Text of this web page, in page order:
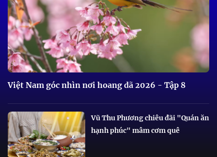
Việt Nam góc nhìn nơi hoang dã 2026 - Tập 8
Vũ Thu Phương chiêu đãi "Quán ăn
hạnh phúc" mâm cơm quê